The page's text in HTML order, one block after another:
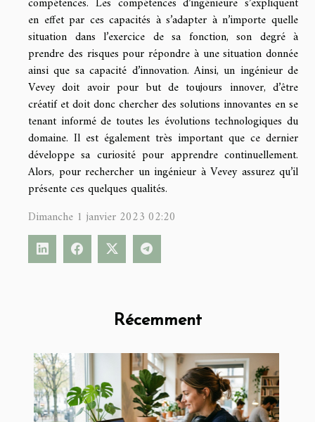
Récemment
en effet par ces capacités à s’adapter à n’importe quelle
situation dans l’exercice de sa fonction, son degré à
prendre des risques pour répondre à une situation donnée
ainsi que sa capacité d’innovation. Ainsi, un ingénieur de
Vevey doit avoir pour but de toujours innover, d’être
créatif et doit donc chercher des solutions innovantes en se
tenant informé de toutes les évolutions technologiques du
domaine. Il est également très important que ce dernier
développe sa curiosité pour apprendre continuellement.
Alors, pour rechercher un ingénieur à Vevey assurez qu’il
présente ces quelques qualités.
Dimanche 1 janvier 2023 02:20